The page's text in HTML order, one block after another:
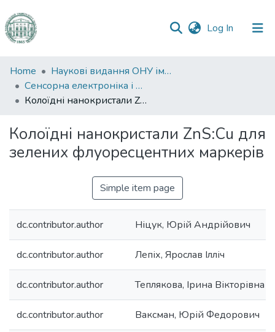
Log In (current)
Communities
&
Collections
Statistics
Home
Наукові видання ОНУ імені І. І. Мечникова
Сенсорна електроніка і мікросистемні технології
Колоїдні нанокристали ZnS:Cu для зелених флуоресцентних маркерів
Колоїдні нанокристали ZnS:Cu для
зелених флуоресцентних маркерів
Simple item page
dc.contributor.author Ніцук, Юрій Андрійович
dc.contributor.author Лепіх, Ярослав Ілліч
dc.contributor.author Теплякова, Ірина Вікторівна
dc.contributor.author Ваксман, Юрій Федорович